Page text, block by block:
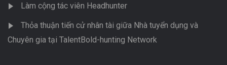
Làm cộng tác viên Headhunter
Thỏa thuận tiến cử nhân tài giữa Nhà tuyển dụng và
Chuyên gia tại TalentBold-hunting Network